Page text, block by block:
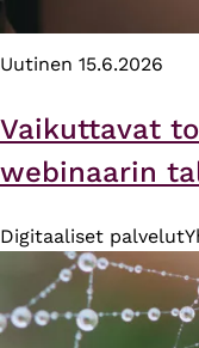
Uutinen 15.6.2026
Vaikuttavat
webinaarin
Digitaaliset palvelut